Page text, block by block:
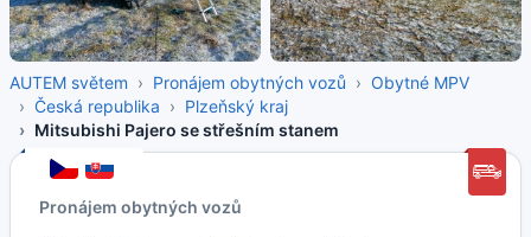
AUTEM světem Pronájem obytných vozů
Obytné MPV
Česká republika
Plzeňský kraj
Mitsubishi Pajero se střešním stanem
Pronájem obytných vozů